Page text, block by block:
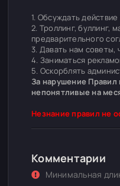
1. Обсуждать
2. Троллинг, буллинг,
предварительного
3. Давать нам советы,
4. Заниматься
5. Оскорблять
За нарушение Правил
непонятливые на
Незнание правил не
Комментарии
Минимальная